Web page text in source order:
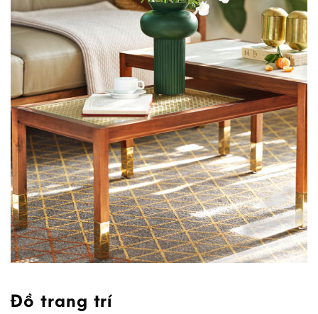
Đồ trang trí